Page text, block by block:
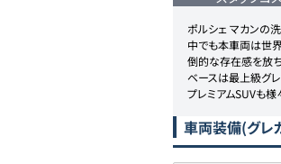
ポルシェ マカンの
中でも本車両は世
倒的な存在感を放ち
ベースは最上級グレ
プレミアムSUVも
車両装備(グレ